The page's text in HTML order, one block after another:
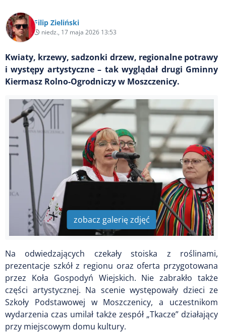
Filip Zieliński
niedz., 17 maja 2026 13:53
Kwiaty, krzewy, sadzonki drzew, regionalne potrawy
i występy artystyczne – tak wyglądał drugi Gminny
Kiermasz Rolno-Ogrodniczy w Moszczenicy.
zobacz galerię zdjęć
Na odwiedzających czekały stoiska z roślinami,
prezentacje szkół z regionu oraz oferta przygotowana
przez Koła Gospodyń Wiejskich. Nie zabrakło także
części artystycznej. Na scenie występowały dzieci ze
Szkoły Podstawowej w Moszczenicy, a uczestnikom
wydarzenia czas umilał także zespół „Tkacze” działający
przy miejscowym domu kultury.